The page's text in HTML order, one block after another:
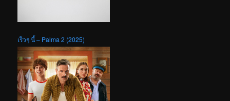
เร็วๆ นี้ – Palma 2 (2025)